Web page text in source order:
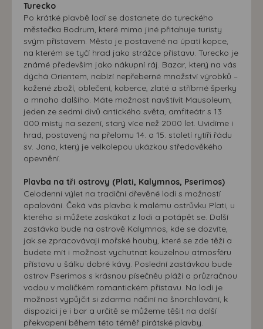
Turecko
Po krátké plavbě lodí se dostanete do tureckého
městečka Bodrum, které mimo jiné přitahuje turisty
svým přístavem. Město je postavené na úpatí kopce,
na kterém se tyčí hrad jako strážce přístavu. Turecko je
známé především jako nákupní ráj. Bazar, který na vás
dýchá Orientem, nabízí nepřeberné množství výrobků –
kožené zboží, oblečení, koberce, zlaté a stříbrné šperky
a mnoho dalšího. Máte možnost navštívit Mausoleum,
jeden ze sedmi divů antického světa, amfiteátr s 13
000 místy na sezení, starý více než 2000 let. Uvidíme i
hrad, postavený na přelomu 14. a 15. století rytíři řádu
sv. Jana, který je velkolepou ukázkou středověkého
opevnění.
Plavba na tři ostrovy (Plati, Kalymnos, Pserimos)
Celodenní výlet na tradiční dřevěné lodi s možností
opalování. Čeká vás plavba k malému ostrůvku Plati, u
kterého si můžete zaskákat z lodi a potápět se. Další
zastávka bude na ostrově Kalymnos, kde se dozvíte,
jak se zpracovávají mořské houby, které se zde těží a
budete mít i možnost vychutnat kouzelnou atmosféru
přístavu u šálku dobré kávy. Poslední zastávkou bude
ostrov Pserimos s krásnou písečněu pláží a průzračnou
vodou v maličkém romantickém přístavu. Na lodi je
možnost vypůjčit si zdarma náčiní na šnorchlování, k
dispozici je i bar a určitě se můžeme těšit na další
překvapení během této téměř pirátské plavby.